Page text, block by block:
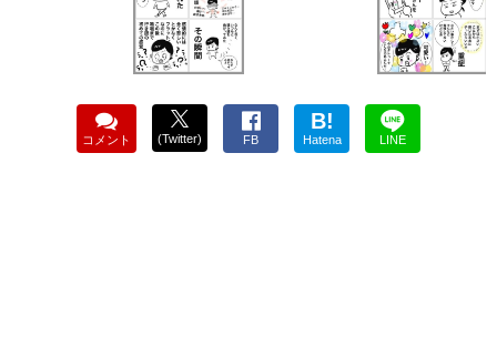
コメント (Twitter) FB
B!
Hatena LINE